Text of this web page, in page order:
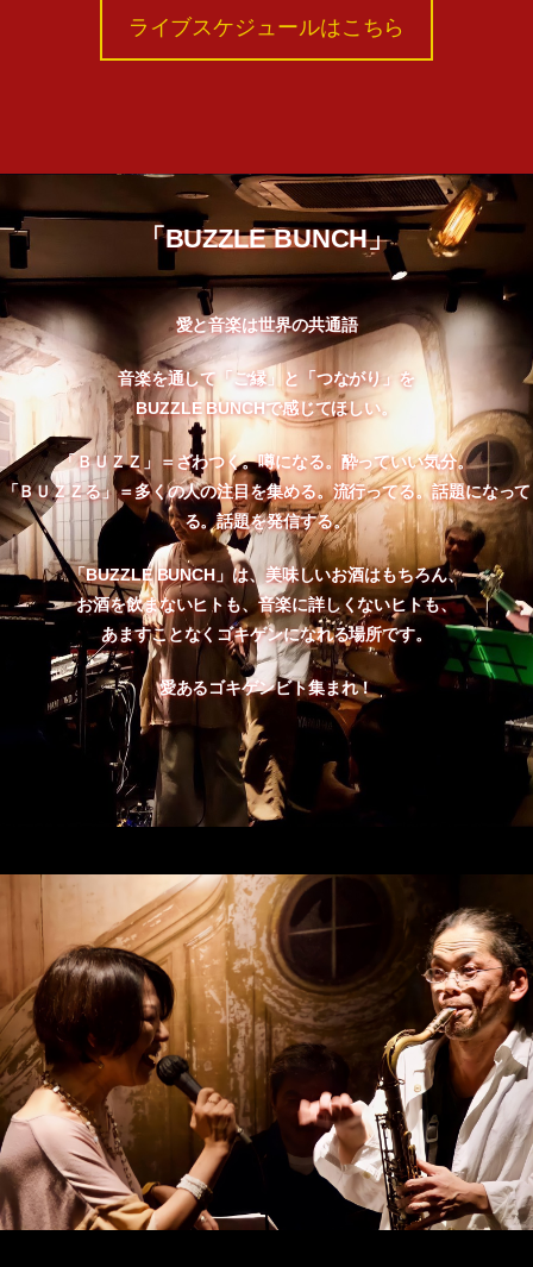
ライブスケジュールはこちら
「BUZZLE BUNCH」
愛と音楽は世界の共通語
音楽を通して「ご縁」と「つながり」を
BUZZLE BUNCHで感じてほしい。
「ＢＵＺＺ」＝ざわつく。噂になる。酔っていい気分。
「ＢＵＺＺる」＝多くの人の注目を集める。流行ってる。話題になって
る。話題を発信する。
「BUZZLE BUNCH」は、美味しいお酒はもちろん、
お酒を飲まないヒトも、音楽に詳しくないヒトも、
あますことなくゴキゲンになれる場所です。
愛あるゴキゲンビト集まれ！